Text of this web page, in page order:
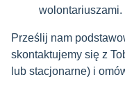
wolontariuszami.
Prześlij nam
skontaktujemy się z
lub stacjonarne) i